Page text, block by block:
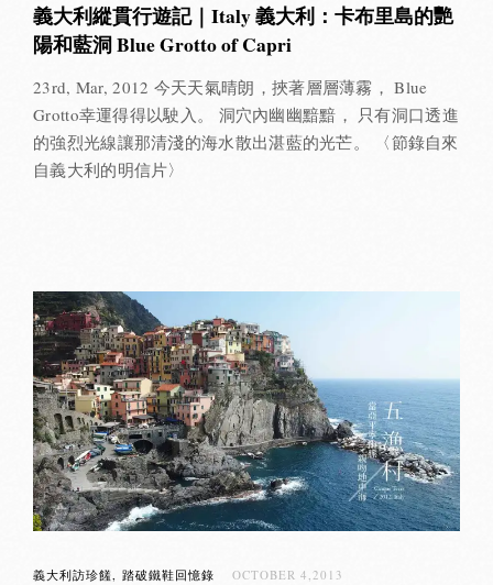
義大利縱貫行遊記｜Italy 義大利：卡布里島的艷
陽和藍洞 Blue Grotto of Capri
23rd, Mar, 2012 今天天氣晴朗，挾著層層薄霧， Blue
Grotto幸運得得以駛入。 洞穴內幽幽黯黯， 只有洞口透進
的強烈光線讓那清淺的海水散出湛藍的光芒。 〈節錄自來
自義大利的明信片〉
義大利訪珍饈 踏破鐵鞋回憶錄 OCTOBER 4,2013